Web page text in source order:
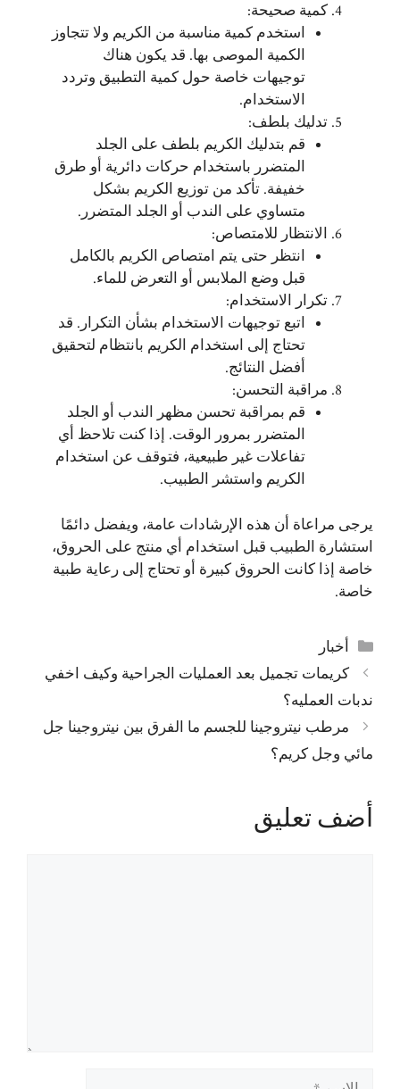
كمية صحيحة:
استخدم كمية مناسبة من الكريم ولا تتجاوز
الكمية الموصى بها. قد يكون هناك
توجيهات خاصة حول كمية التطبيق وتردد
الاستخدام.
تدليك بلطف:
قم بتدليك الكريم بلطف على الجلد
المتضرر باستخدام حركات دائرية أو طرق
خفيفة. تأكد من توزيع الكريم بشكل
متساوي على الندب أو الجلد المتضرر.
الانتظار للامتصاص:
انتظر حتى يتم امتصاص الكريم بالكامل
قبل وضع الملابس أو التعرض للماء.
تكرار الاستخدام:
اتبع توجيهات الاستخدام بشأن التكرار. قد
تحتاج إلى استخدام الكريم بانتظام لتحقيق
أفضل النتائج.
مراقبة التحسن:
قم بمراقبة تحسن مظهر الندب أو الجلد
المتضرر بمرور الوقت. إذا كنت تلاحظ أي
تفاعلات غير طبيعية، فتوقف عن استخدام
الكريم واستشر الطبيب.
يرجى مراعاة أن هذه الإرشادات عامة، ويفضل دائمًا
استشارة الطبيب قبل استخدام أي منتج على الحروق،
خاصة إذا كانت الحروق كبيرة أو تحتاج إلى رعاية طبية
خاصة.
التصنيفات
أخبار
كريمات تجميل بعد العمليات الجراحية وكيف اخفي
ندبات العمليه؟
مرطب نيتروجينا للجسم ما الفرق بين نيتروجينا جل
مائي وجل كريم؟
أضف تعليق
الاسم